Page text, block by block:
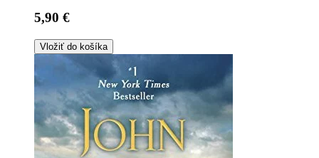
5,90 €
Vložiť do košíka